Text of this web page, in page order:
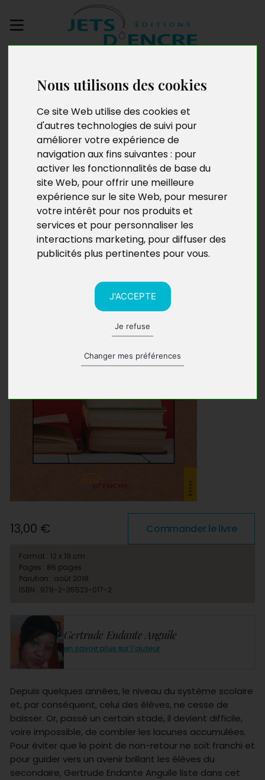
Nous utilisons des cookies
Ce site Web utilise des cookies et
d'autres technologies de suivi pour
améliorer votre expérience de
navigation aux fins suivantes : pour
activer les fonctionnalités de base du
site Web, pour offrir une meilleure
expérience sur le site Web, pour mesurer
votre intérêt pour nos produits et
services et pour personnaliser les
interactions marketing, pour diffuser des
publicités plus pertinentes pour vous.
J'ACCEPTE
Je refuse
Changer mes préférences
Comment réussir son
secondaire : conseils
pratiques
Gertrude Endante Anguile
en savoir plus sur l'auteur
Depuis quelques années, le niveau du système scolaire
et, par conséquent, celui des élèves, ne cesse de
baisser. Or, passé un certain stade, il devient difficile,
voire impossible, de combler les lacunes accumulées.
Pour éviter que le point de non-retour ne soit franchi et
pour guider vers un avenir brillant les élèves du
secondaire, Gertrude Endante Anguile liste dans cet
13,00 € Commander le livre
Format : 12 x 19 cm
Pages : 86 pages
Parution : août 2018
ISBN : 978-2-35523-017-2